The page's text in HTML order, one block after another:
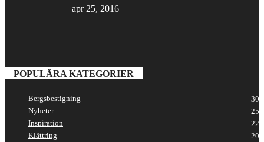
apr 25, 2016
POPULÄRA KATEGORIER
Bergsbestigning
30
Nyheter
25
Inspiration
22
Klättring
20